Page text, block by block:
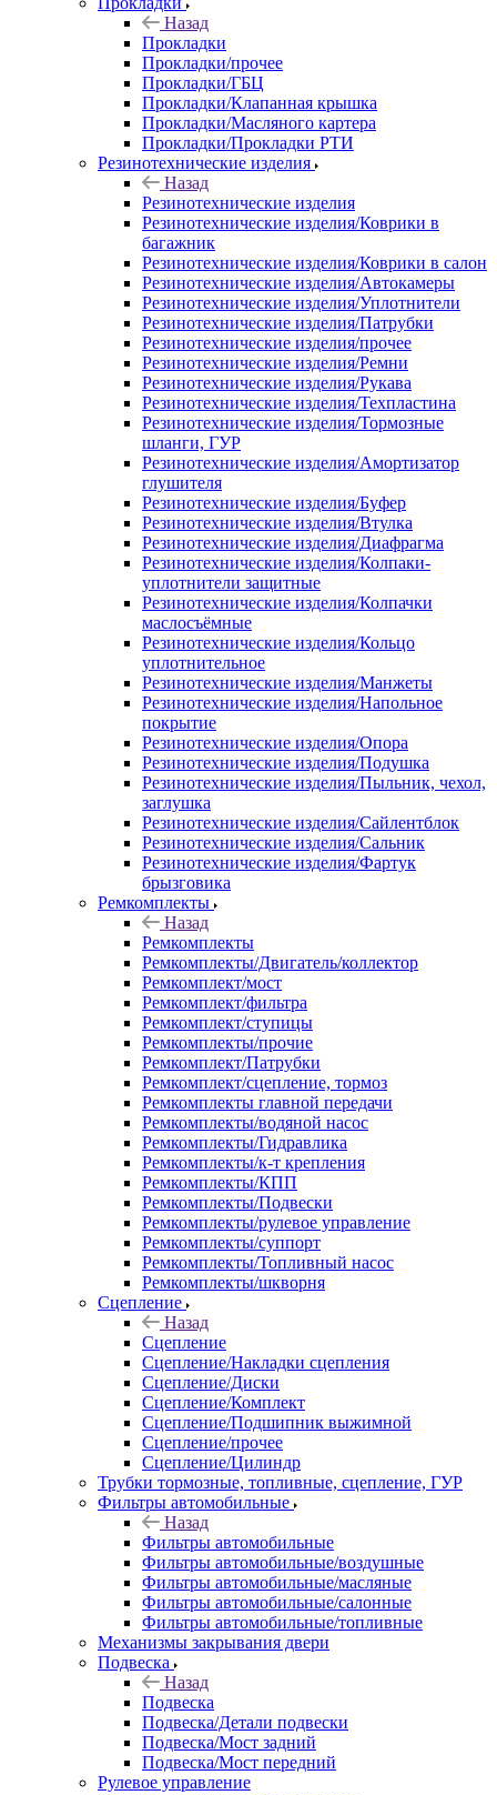
Назад
Прокладки
Прокладки/прочее
Прокладки/ГБЦ
Прокладки/Клапанная крышка
Прокладки/Масляного картера
Прокладки/Прокладки РТИ
Резинотехнические изделия
Назад
Резинотехнические изделия
Резинотехнические изделия/Коврики в
багажник
Резинотехнические изделия/Коврики в салон
Резинотехнические изделия/Автокамеры
Резинотехнические изделия/Уплотнители
Резинотехнические изделия/Патрубки
Резинотехнические изделия/прочее
Резинотехнические изделия/Ремни
Резинотехнические изделия/Рукава
Резинотехнические изделия/Техпластина
Резинотехнические изделия/Тормозные
шланги, ГУР
Резинотехнические изделия/Амортизатор
глушителя
Резинотехнические изделия/Буфер
Резинотехнические изделия/Втулка
Резинотехнические изделия/Диафрагма
Резинотехнические изделия/Колпаки-
уплотнители защитные
Резинотехнические изделия/Колпачки
маслосъёмные
Резинотехнические изделия/Кольцо
уплотнительное
Резинотехнические изделия/Манжеты
Резинотехнические изделия/Напольное
покрытие
Резинотехнические изделия/Опора
Резинотехнические изделия/Подушка
Резинотехнические изделия/Пыльник, чехол,
заглушка
Резинотехнические изделия/Сайлентблок
Резинотехнические изделия/Сальник
Резинотехнические изделия/Фартук
брызговика
Ремкомплекты
Назад
Ремкомплекты
Ремкомплекты/Двигатель/коллектор
Ремкомплект/мост
Ремкомплект/фильтра
Ремкомплект/ступицы
Ремкомплекты/прочие
Ремкомплект/Патрубки
Ремкомплект/сцепление, тормоз
Ремкомплекты главной передачи
Ремкомплекты/водяной насос
Ремкомплекты/Гидравлика
Ремкомплекты/к-т крепления
Ремкомплекты/КПП
Ремкомплекты/Подвески
Ремкомплекты/рулевое управление
Ремкомплекты/суппорт
Ремкомплекты/Топливный насос
Ремкомплекты/шкворня
Сцепление
Назад
Сцепление
Сцепление/Накладки сцепления
Сцепление/Диски
Сцепление/Комплект
Сцепление/Подшипник выжимной
Сцепление/прочее
Сцепление/Цилиндр
Трубки тормозные, топливные, сцепление, ГУР
Фильтры автомобильные
Назад
Фильтры автомобильные
Фильтры автомобильные/воздушные
Фильтры автомобильные/масляные
Фильтры автомобильные/салонные
Фильтры автомобильные/топливные
Механизмы закрывания двери
Подвеска
Назад
Подвеска
Подвеска/Детали подвески
Подвеска/Мост задний
Подвеска/Мост передний
Рулевое управление